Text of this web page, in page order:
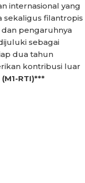
internasional yang
sekaligus filantropis
dan pengaruhnya
sebagai
dua tahun
kontribusi luar
(M1-RTI)***